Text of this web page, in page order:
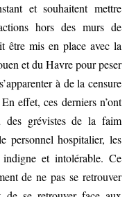
et souhaitent mettre
hors des murs de
être mis en place avec la
et du Havre pour peser
à de la censure
effet, ces derniers n’ont
des grévistes de la faim
personnel hospitalier, les
et intolérable. Ce
de ne pas se retrouver